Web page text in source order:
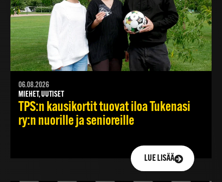
06.08.2026
MIEHET, UUTISET
TPS:n kausikortit tuovat iloa Tukenasi
ry:n nuorille ja senioreille
LUE LISÄÄ